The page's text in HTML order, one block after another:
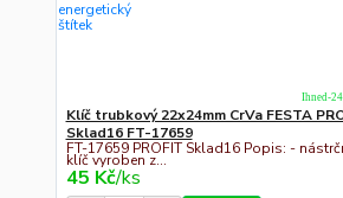
Klíč trubkový 22x24mm CrVa FESTA
Sklad16 FT-17659
FT-17659 PROFIT Sklad16 Popis: -
klíč vyroben z...
45 Kč/ks
Ihned-